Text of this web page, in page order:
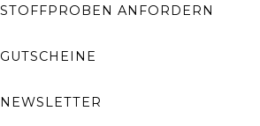
STOFFPROBEN ANFORDERN
GUTSCHEINE
NEWSLETTER